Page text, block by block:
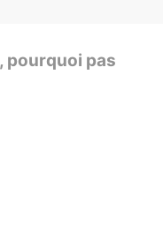
pourquoi pas